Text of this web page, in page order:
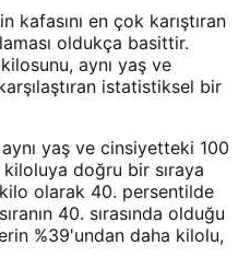
en çok karıştıran
oldukça basittir.
aynı yaş ve
istatistiksel bir
yaş ve cinsiyetteki 100
kiloluya doğru bir sıraya
olarak 40. persentilde
40. sırasında olduğu
%39'undan daha kilolu,